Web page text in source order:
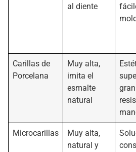
al diente
Carillas de
Porcelana
Muy alta,
imita el
esmalte
natural
gran
Microcarillas
Muy alta,
natural y